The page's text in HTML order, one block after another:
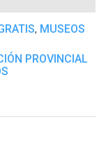
, MUSEOS
PROVINCIAL